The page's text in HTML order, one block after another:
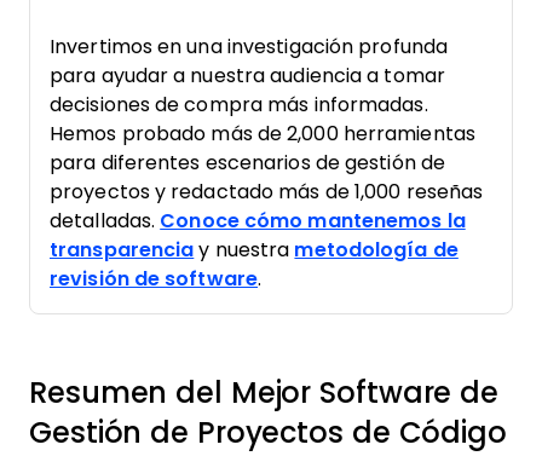
Invertimos en una investigación profunda
para ayudar a nuestra audiencia a tomar
decisiones de compra más informadas.
Hemos probado más de 2,000 herramientas
para diferentes escenarios de gestión de
proyectos y redactado más de 1,000 reseñas
detalladas. Conoce cómo mantenemos la
transparencia y nuestra metodología de
revisión de software.
Resumen del Mejor Software de
Gestión de Proyectos de Código